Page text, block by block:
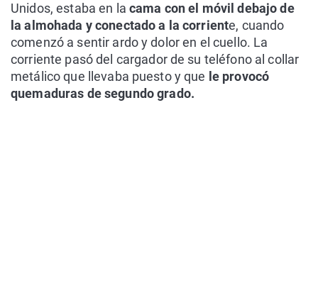
Unidos, estaba en la cama con el móvil debajo de
la almohada y conectado a la corriente, cuando
comenzó a sentir ardo y dolor en el cuello. La
corriente pasó del cargador de su teléfono al collar
metálico que llevaba puesto y que le provocó
quemaduras de segundo grado.